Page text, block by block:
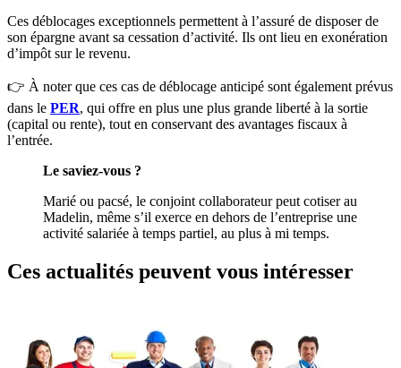
Ces déblocages exceptionnels permettent à l’assuré de disposer de
son épargne avant sa cessation d’activité. Ils ont lieu en exonération
d’impôt sur le revenu.
👉 À noter que ces cas de déblocage anticipé sont également prévus
dans le PER, qui offre en plus une plus grande liberté à la sortie
(capital ou rente), tout en conservant des avantages fiscaux à
l’entrée.
Le saviez-vous ?
Marié ou pacsé, le conjoint collaborateur peut cotiser au
Madelin, même s’il exerce en dehors de l’entreprise une
activité salariée à temps partiel, au plus à mi temps.
Ces actualités peuvent vous intéresser